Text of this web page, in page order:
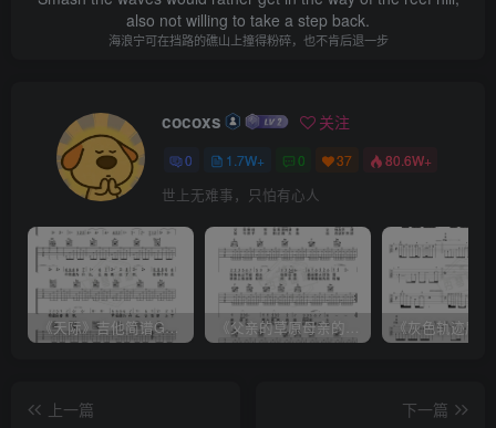
also not willing to take a step back.
海浪宁可在挡路的礁山上撞得粉碎，也不肯后退一步
cocoxs 关注
0 1.7W+ 0 37 80.6W+
世上无难事，只怕有心人
上一篇
下一篇